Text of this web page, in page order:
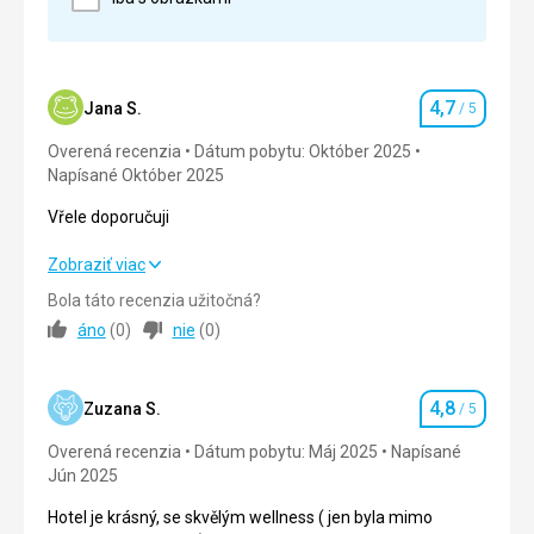
personál milý ,vstřícný
očekávání
Služby
Doplňkové služby také nad čekávání , personál
vstřícný
Táto recenzia bola preložená automaticky pomocou
Jana S. Hodnotenie
4,7 / 5
Overená recenzia
Dátum pobytu: Október 2025
Napísané Október 2025
Vřele doporučuji
Vřele doporučuji
Strava
Okolie 5,0/ 5
Služby 4,0
Zobraziť viac
Bola táto recenzia užitočná?
áno (0) nie (0)
Zuzana S. Hodnotenie
4,8 / 5
Overená recenzia Dátum pobytu: Máj 2025
Napísané
Jún 2025
Hotel je krásný, se skvělým wellness ( jen byla mimo